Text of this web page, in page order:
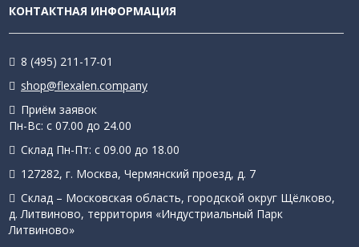
КОНТАКТНАЯ ИНФОРМАЦИЯ
8 (495) 211-17-01
shop@flexalen.company
Приём заявок
Пн-Вс: с 07.00 до 24.00
Склад Пн-Пт: с 09.00 до 18.00
127282, г. Москва, Чермянский проезд, д. 7
Склад – Московская область, городской округ Щёлково,
д. Литвиново, территория «Индустриальный Парк
Литвиново»